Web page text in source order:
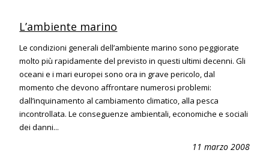
L’ambiente marino
Le condizioni generali dell’ambiente marino sono peggiorate
molto più rapidamente del previsto in questi ultimi decenni. Gli
oceani e i mari europei sono ora in grave pericolo, dal
momento che devono affrontare numerosi problemi:
dall’inquinamento al cambiamento climatico, alla pesca
incontrollata. Le conseguenze ambientali, economiche e sociali
dei danni...
11 marzo 2008